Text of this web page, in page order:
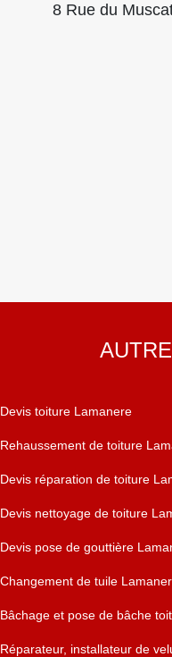
8 Rue du
Devis toiture Lamanere
Rehaussement de toiture
Devis réparation de toiture
Devis nettoyage de toiture
Devis pose de gouttière
Changement de tuile
Bâchage et pose de bâche
Réparateur, installateur de